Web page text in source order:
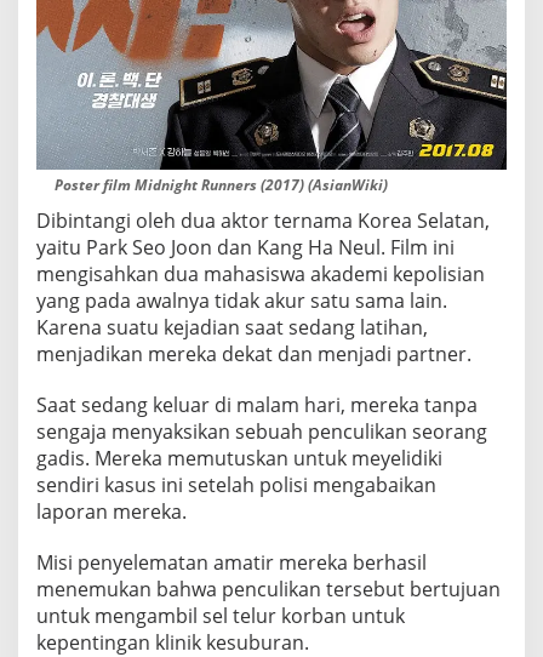
Poster film Midnight Runners (2017) (AsianWiki)
Dibintangi oleh dua aktor ternama Korea Selatan,
yaitu Park Seo Joon dan Kang Ha Neul. Film ini
mengisahkan dua mahasiswa akademi kepolisian
yang pada awalnya tidak akur satu sama lain.
Karena suatu kejadian saat sedang latihan,
menjadikan mereka dekat dan menjadi partner.
Saat sedang keluar di malam hari, mereka tanpa
sengaja menyaksikan sebuah penculikan seorang
gadis. Mereka memutuskan untuk meyelidiki
sendiri kasus ini setelah polisi mengabaikan
laporan mereka.
Misi penyelematan amatir mereka berhasil
menemukan bahwa penculikan tersebut bertujuan
untuk mengambil sel telur korban untuk
kepentingan klinik kesuburan.